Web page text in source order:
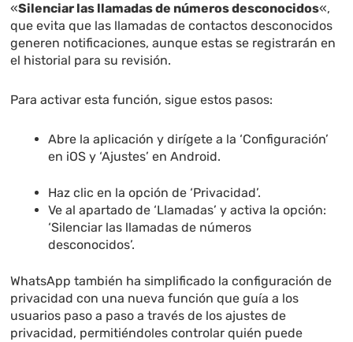
«Silenciar las llamadas de números desconocidos«,
que evita que las llamadas de contactos desconocidos
generen notificaciones, aunque estas se registrarán en
el historial para su revisión.
Para activar esta función, sigue estos pasos:
Abre la aplicación y dirígete a la ‘Configuración’
en iOS y ‘Ajustes’ en Android.
Haz clic en la opción de ‘Privacidad’.
Ve al apartado de ‘Llamadas’ y activa la opción:
‘Silenciar las llamadas de números
desconocidos’.
WhatsApp también ha simplificado la configuración de
privacidad con una nueva función que guía a los
usuarios paso a paso a través de los ajustes de
privacidad, permitiéndoles controlar quién puede